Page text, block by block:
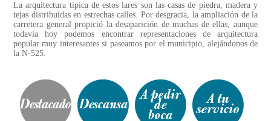
La arquitectura típica de estos lares son las casas de piedra, madera y
tejas distribuidas en estrechas calles. Por desgracia, la ampliación de la
carretera general propició la desaparición de muchas de ellas, aunque
todavía hoy podemos encontrar representaciones de arquitectura
popular muy interesantes si paseamos por el municipio, alejándonos de
la N-525.